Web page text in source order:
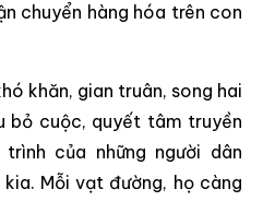
chuyển hàng hóa trên con
khăn, gian truân, song hai
bỏ cuộc, quyết tâm truyền
của những người dân
Mỗi vạt đường, họ càng